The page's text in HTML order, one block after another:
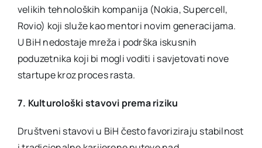
velikih tehnoloških kompanija (Nokia, Supercell,
Rovio) koji služe kao mentori novim generacijama.
U BiH nedostaje mreža i podrška iskusnih
poduzetnika koji bi mogli voditi i savjetovati nove
startupe kroz proces rasta.
7. Kulturološki stavovi prema riziku
Društveni stavovi u BiH često favoriziraju stabilnost